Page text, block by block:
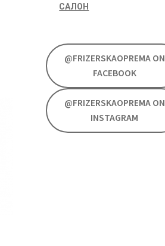
САЛОН
@FRIZERSKAOPREMA ON
FACEBOOK
@FRIZERSKAOPREMA ON
INSTAGRAM